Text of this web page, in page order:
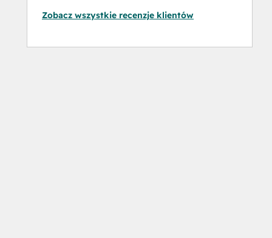
Zobacz wszystkie recenzje klientów